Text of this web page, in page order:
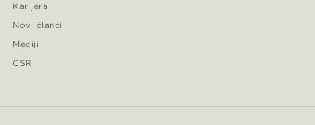
Karijera
Novi članci
Mediji
CSR